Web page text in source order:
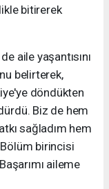
bitirerek
aile yaşantısını
belirterek,
döndükten
Biz de hem
sağladım hem
birincisi
aileme